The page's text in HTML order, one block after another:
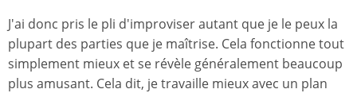
J'ai donc pris le pli d'improviser autant que je le peux la
plupart des parties que je maîtrise. Cela fonctionne tout
simplement mieux et se révèle généralement beaucoup
plus amusant. Cela dit, je travaille mieux avec un plan